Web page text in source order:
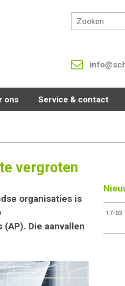
ons Service & contact
vergroten
organisaties is
Die aanvallen
17-03